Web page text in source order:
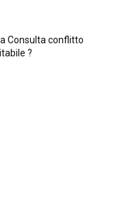
Consulta conflitto
?